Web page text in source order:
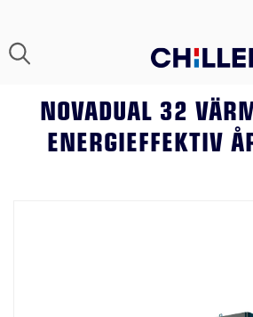
NOVADUAL 32
ENERGIEFFEKTIV